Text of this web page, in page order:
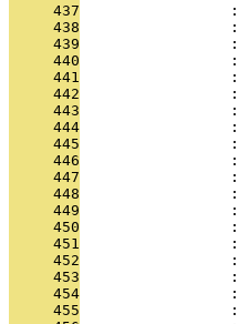
     437
     438
                 :
     439
                 :
     440
     441
                 :
     442
                 :
     443
                 :
     444
     445
                 :
     446
                 :
     447
     448
                 :
     449
                 :
     450
     451
                 :
     452
                 :
     453
     454
     455
                 :